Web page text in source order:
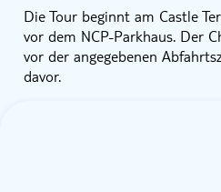
Die Tour beginnt am Castle
vor dem NCP-Parkhaus. Der
vor der angegebenen
davor.